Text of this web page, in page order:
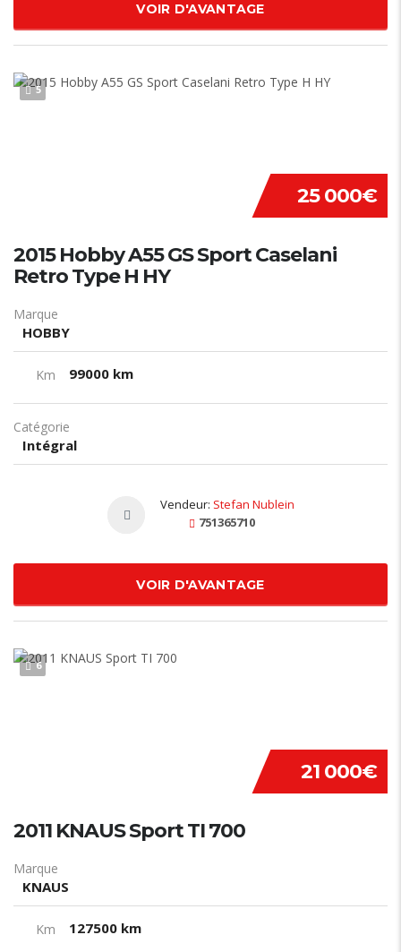
VOIR D'AVANTAGE
5
25 000€
2015 Hobby A55 GS Sport Caselani
Retro Type H HY
Marque
HOBBY
Km 99000 km
Catégorie
Intégral
Vendeur: Stefan Nublein
751365710
VOIR D'AVANTAGE
6
21 000€
2011 KNAUS Sport TI 700
Marque
KNAUS
Km 127500 km